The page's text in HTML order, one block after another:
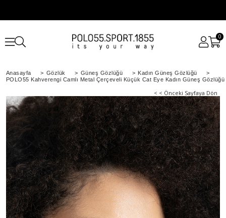
0
Anasayfa > Gözlük > Güneş Gözlüğü > Kadın Güneş Gözlüğü
>
POLO55 Kahverengi Camlı Metal Çerçeveli Küçük Cat Eye Kadın Güneş Gözlüğü
< < Önceki Sayfaya Dön